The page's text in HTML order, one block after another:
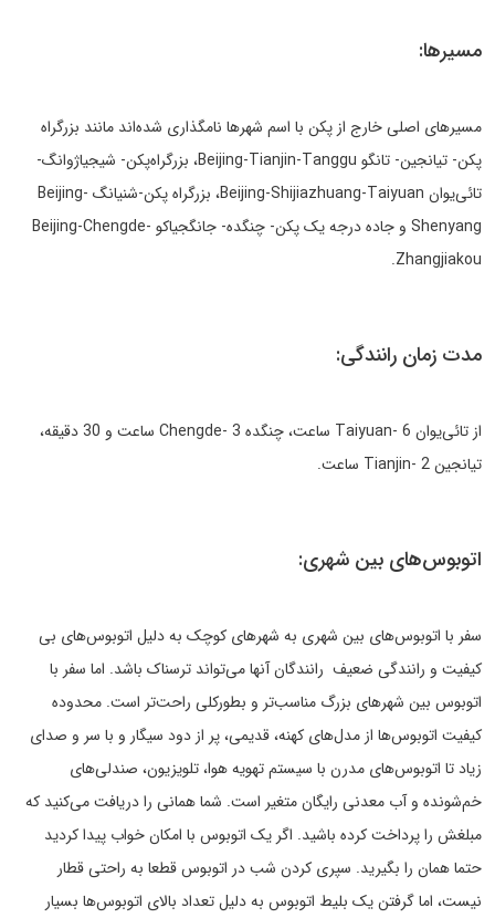
مسیرها:
مسیرهای اصلی خارج از پکن با اسم شهرها نامگذاری شده‌اند مانند بزرگراه
پکن- تیانجین- تانگو Beijing-Tianjin-Tanggu، بزرگراه‌پکن- شیجیاژوانگ-
تائی‌یوان Beijing-Shijiazhuang-Taiyuan، بزرگراه پکن-شنیانگ Beijing-
Shenyang و جاده درجه یک پکن- چنگده- جانگجیاکو Beijing-Chengde-
Zhangjiakou.
مدت زمان رانندگی:
از تائی‌یوان Taiyuan- 6 ساعت، چنگده Chengde- 3 ساعت و 30 دقیقه،
تیانجین Tianjin- 2 ساعت.
اتوبوس‌های بین شهری:
سفر با اتوبوس‌های بین شهری به شهرهای کوچک به دلیل اتوبوس‌های بی
کیفیت و رانندگی ضعیف رانندگان آنها می‌تواند ترسناک باشد. اما سفر با
اتوبوس بین شهرهای بزرگ مناسب‌تر و بطورکلی راحت‌تر است. محدوده
کیفیت اتوبوس‌ها از مدل‌های کهنه، قدیمی، پر از دود سیگار و با سر و صدای
زیاد تا اتوبوس‌های مدرن با سیستم تهویه هوا، تلویزیون، صندلی‌های
خم‌شونده و آب معدنی رایگان متغیر است. شما همانی را دریافت می‌کنید که
مبلغش را پرداخت کرده باشید. اگر یک اتوبوس با امکان خواب پیدا کردید
حتما همان را بگیرید. سپری کردن شب در اتوبوس قطعا به راحتی قطار
نیست، اما گرفتن یک بلیط اتوبوس به دلیل تعداد بالای اتوبوس‌ها بسیار